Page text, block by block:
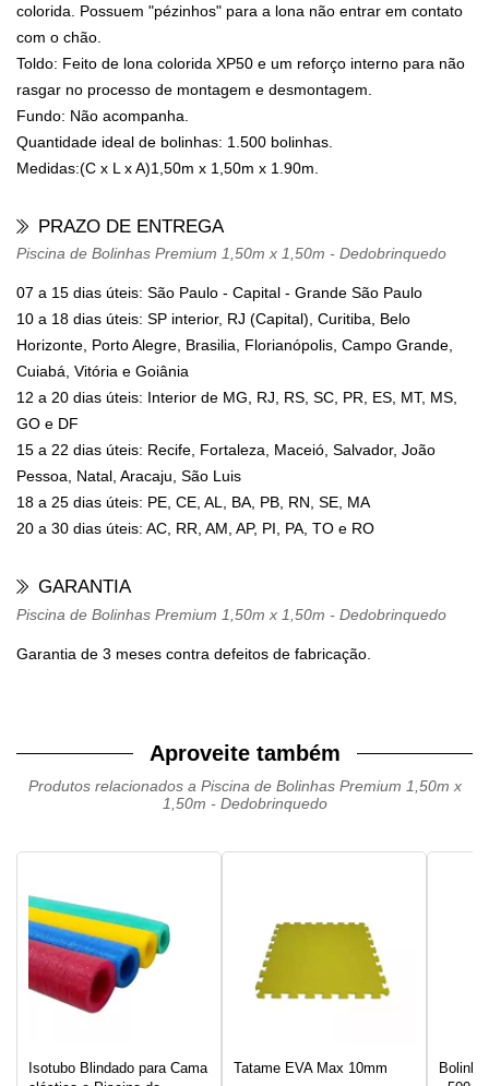
colorida. Possuem "pézinhos" para a lona não entrar em contato
com o chão.
Toldo: Feito de lona colorida XP50 e um reforço interno para não
rasgar no processo de montagem e desmontagem.
Fundo: Não acompanha.
Quantidade ideal de bolinhas: 1.500 bolinhas.
Medidas:(C x L x A)1,50m x 1,50m x 1.90m.
PRAZO DE ENTREGA
Piscina de Bolinhas Premium 1,50m x 1,50m - Dedobrinquedo
07 a 15 dias úteis: São Paulo - Capital - Grande São Paulo
10 a 18 dias úteis: SP interior, RJ (Capital), Curitiba, Belo
Horizonte, Porto Alegre, Brasilia, Florianópolis, Campo Grande,
Cuiabá, Vitória e Goiânia
12 a 20 dias úteis: Interior de MG, RJ, RS, SC, PR, ES, MT, MS,
GO e DF
15 a 22 dias úteis: Recife, Fortaleza, Maceió, Salvador, João
Pessoa, Natal, Aracaju, São Luis
18 a 25 dias úteis: PE, CE, AL, BA, PB, RN, SE, MA
20 a 30 dias úteis: AC, RR, AM, AP, PI, PA, TO e RO
GARANTIA
Piscina de Bolinhas Premium 1,50m x 1,50m - Dedobrinquedo
Garantia de 3 meses contra defeitos de fabricação.
Aproveite também
Produtos relacionados a Piscina de Bolinhas Premium 1,50m x
1,50m - Dedobrinquedo
Isotubo Blindado para Cama
Tatame EVA Max 10mm